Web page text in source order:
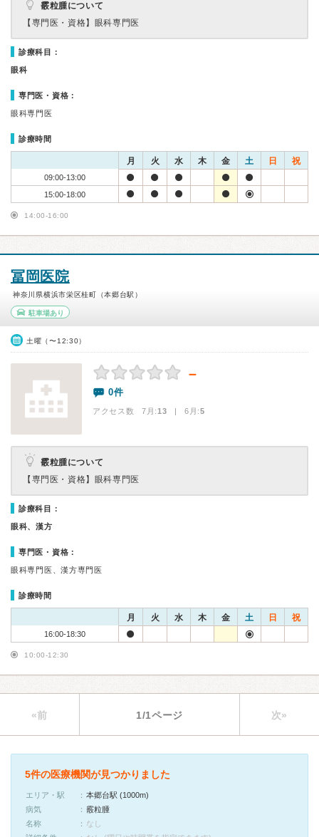
霰粒腫について
【専門医・資格】 眼科専門医
診療科目：
眼科
専門医・資格：
眼科専門医
診療時間
月 火 水 木 金 土 日 祝
09:00-13:00
15:00-18:00
14:00-16:00
冨岡医院
神奈川県横浜市栄区桂町（本郷台駅）
駐車場あり
土曜（〜12:30）
－
0件
アクセス数 7月:13 | 6月:5
霰粒腫について
【専門医・資格】 眼科専門医
診療科目：
眼科、漢方
専門医・資格：
眼科専門医、漢方専門医
診療時間
月 火 水 木 金 土 日 祝
16:00-18:30
10:00-12:30
«前 1/1ページ 次»
5件の医療機関が見つかりました
エリア・駅
本郷台駅 (1000m)
病気
霰粒腫
名称
なし